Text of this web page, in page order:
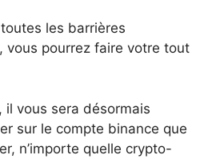
les barrières
vous pourrez faire votre tout
il vous sera désormais
sur le compte binance que
n’importe quelle crypto-